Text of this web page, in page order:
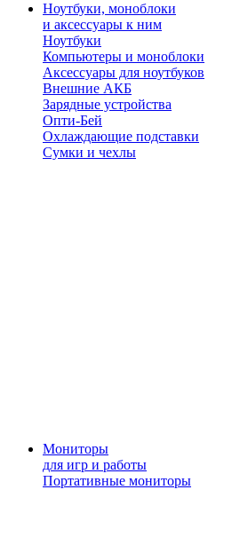
Ноутбуки, моноблоки
и аксессуары к ним
Ноутбуки
Компьютеры и моноблоки
Аксессуары для ноутбуков
Внешние АКБ
Зарядные устройства
Опти-Бей
Охлаждающие подставки
Сумки и чехлы
Мониторы
для игр и работы
Портативные мониторы